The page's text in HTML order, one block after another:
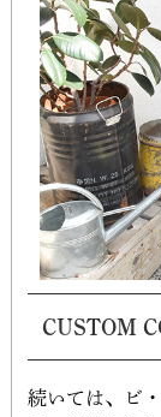
CUSTOM
続いては、ビ